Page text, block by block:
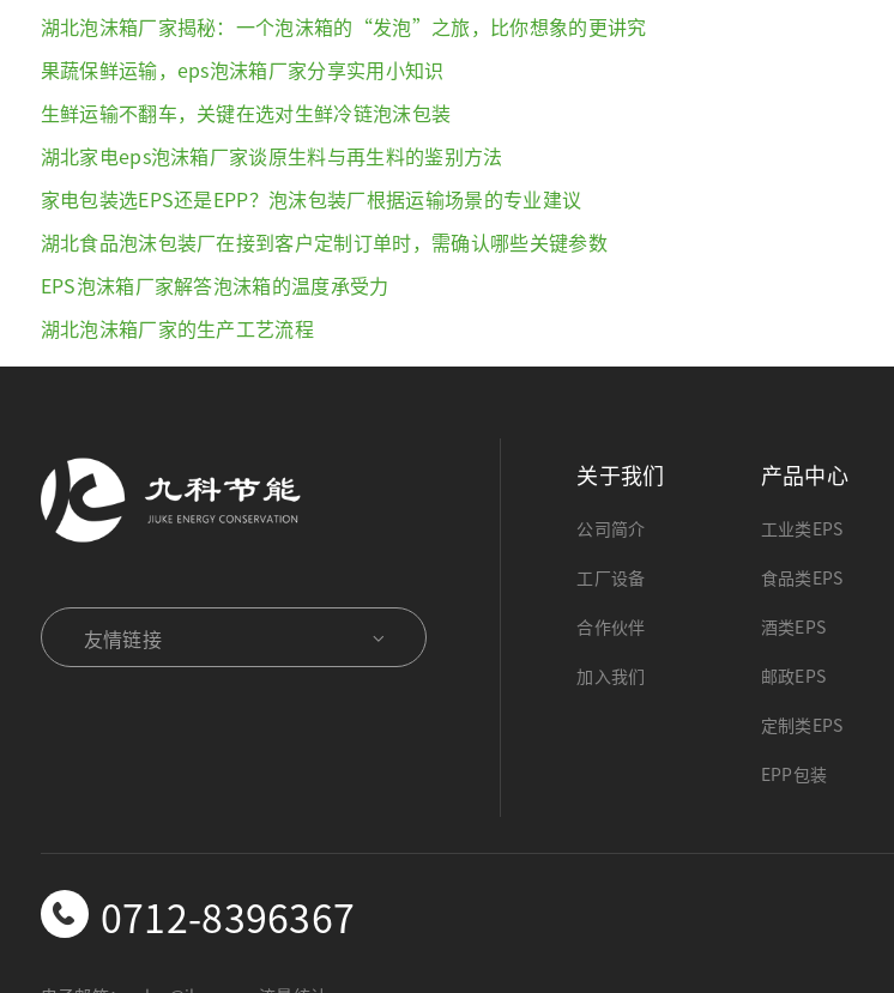
湖北泡沫箱厂家揭秘：一个泡沫箱的“发泡”之旅，比你想象的更讲究
果蔬保鲜运输，eps泡沫箱厂家分享实用小知识
生鲜运输不翻车，关键在选对生鲜冷链泡沫包装
湖北家电eps泡沫箱厂家谈原生料与再生料的鉴别方法
家电包装选EPS还是EPP？泡沫包装厂根据运输场景的专业建议
湖北食品泡沫包装厂在接到客户定制订单时，需确认哪些关键参数
EPS泡沫箱厂家解答泡沫箱的温度承受力
湖北泡沫箱厂家的生产工艺流程
友情链接
关于我们
公司简介
工厂设备
合作伙伴
加入我们
产品中心
工业类EPS
食品类EPS
酒类EPS
邮政EPS
定制类EPS
EPP包装
0712-8396367